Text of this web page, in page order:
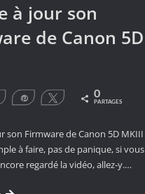
à jour son
de Canon 5D
Partagez Épingle Tweetez 0
PARTAGES
son Firmware de Canon 5D MKIII
à faire, pas de panique, si vous
regardé la vidéo, allez-y.…